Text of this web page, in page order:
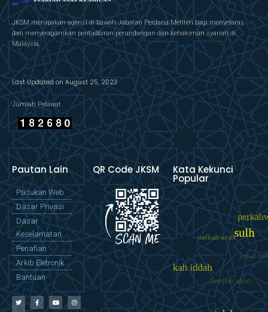
JKSM merupakan agensi di bawah Jabatan Perdana Menteri bagi menyelaras
dan menyeragamkan pentadbiran perundangan dan kehakiman syariah di
Malaysia.
Last Updated on August 25, 2023
Jumlah Pelawat
Pautan Lain
Pasukan Web
Dasar Privasi
Dasar
Keselamatan
Penafian
Arkib Eletronik
Bantuan
QR Code JKSM Kata Kekunci
Popular